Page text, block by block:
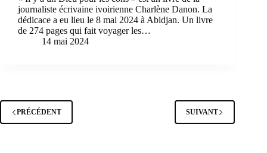
journaliste écrivaine ivoirienne Charlène Danon. La
dédicace a eu lieu le 8 mai 2024 à Abidjan. Un livre
de 274 pages qui fait voyager les…
14 mai 2024
PRÉCÉDENT SUIVANT